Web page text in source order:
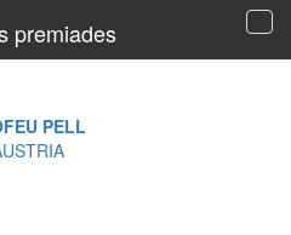
premiades
PELL